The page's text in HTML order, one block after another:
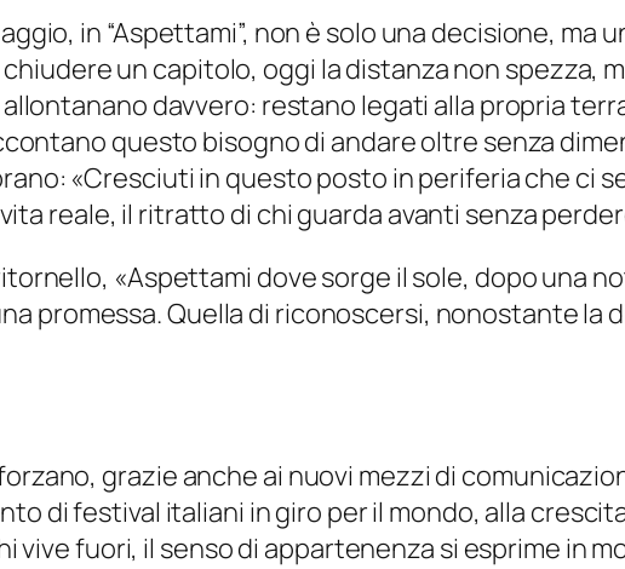
in “Aspettami”, non è solo una decisione, ma
un capitolo, oggi la distanza non spezza,
davvero: restano legati alla propria
questo bisogno di andare oltre senza
«Cresciuti in questo posto in periferia che ci
reale, il ritratto di chi guarda avanti senza
«Aspettami dove sorge il sole, dopo una
promessa. Quella di riconoscersi, nonostante la
grazie anche ai nuovi mezzi di
di festival italiani in giro per il mondo, alla
fuori, il senso di appartenenza si esprime in